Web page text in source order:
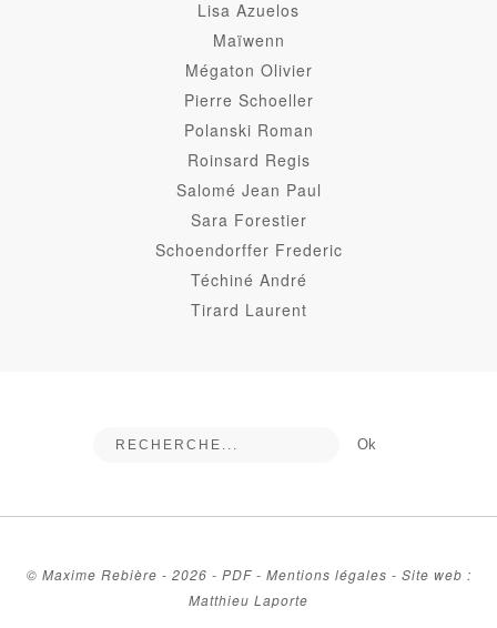
Lisa Azuelos
Maïwenn
Mégaton Olivier
Pierre Schoeller
Polanski Roman
Roinsard Regis
Salomé Jean Paul
Sara Forestier
Schoendorffer Frederic
Téchiné André
Tirard Laurent
© Maxime Rebière - 2026 - PDF- Mentions légales - Site web :
Matthieu Laporte